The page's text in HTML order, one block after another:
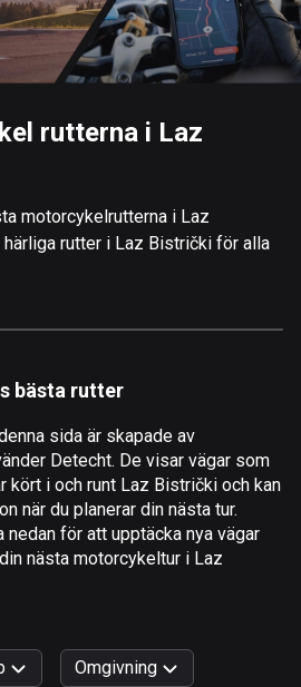
rutterna i Laz
motorcykelrutterna i Laz
rutter i Laz Bistrički för alla
bästa rutter
sida är skapade av
Detecht. De visar vägar som
kört i och runt Laz Bistrički och kan
när du planerar din nästa tur.
nedan för att upptäcka nya vägar
nästa motorcykeltur i Laz
Omgivning